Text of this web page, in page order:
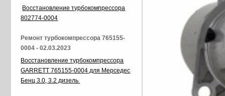
Восстановление турбокомпрессора
802774-0004
Ремонт турбокомпрессора 765155-
0004 - 02.03.2023
Восстановление турбокомпрессора
GARRETT 765155-0004 для Мерседес
Бенц 3.0, 3.2 дизель